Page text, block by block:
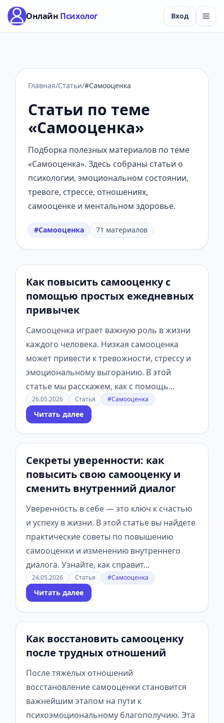
Онлайн Психолог Вход
Главная/Статьи/#Самооценка
Статьи по теме
«Самооценка»
Подборка полезных материалов по теме
«Самооценка». Здесь собраны статьи о
психологии, эмоциональном состоянии,
тревоге, стрессе, отношениях,
самооценке и ментальном здоровье.
#Самооценка 71 материалов
Как повысить самооценку с
помощью простых ежедневных
привычек
Самооценка играет важную роль в жизни
каждого человека. Низкая самооценка
может привести к тревожности, стрессу и
эмоциональному выгоранию. В этой
статье мы расскажем, как с помощь...
26.05.2026 Статья #Самооценка
Читать далее
Секреты уверенности: как
повысить свою самооценку и
сменить внутренний диалог
Уверенность в себе — это ключ к счастью
и успеху в жизни. В этой статье вы найдете
практические советы по повышению
самооценки и изменению внутреннего
диалога. Узнайте, как справит...
24.05.2026 Статья #Самооценка
Читать далее
Как восстановить самооценку
после трудных отношений
После тяжелых отношений
восстановление самооценки становится
важнейшим этапом на пути к
психоэмоциональному благополучию. Эта